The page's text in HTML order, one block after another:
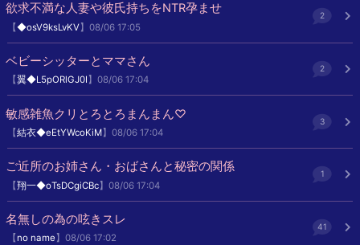
欲求不満な人妻や彼氏持ちをNTR孕ませ
【◆osV9ksLvKV】08/06 17:05
2
ベビーシッターとママさん
【翼◆L5pORlGJ0I 】08/06 17:04
2
敏感雑魚クリとろとろまんまん♡
【結衣◆eEtYWcoKiM】08/06 17:04
3
ご近所のお姉さん・おばさんと秘密の関係
【翔一◆oTsDCgiCBc】08/06 17:04
1
名無しの為の呟きスレ
【no name 】08/06 17:02
41